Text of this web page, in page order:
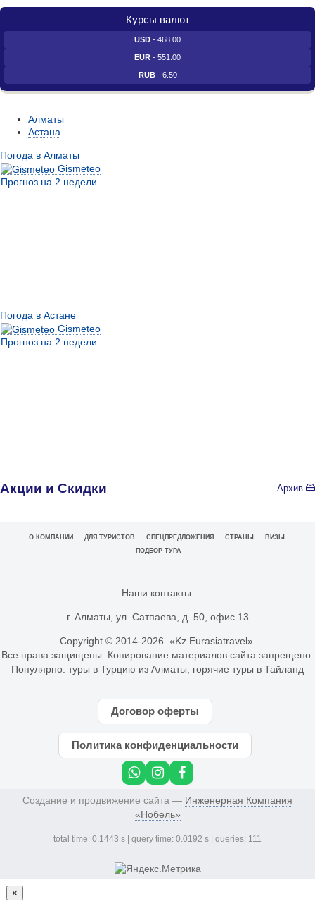
Курсы валют
USD - 468.00
EUR - 551.00
RUB- 6.50
Алматы
Астана
Погода в Алматы
Gismeteo
Прогноз на 2 недели
Погода в Астане
Gismeteo
Прогноз на 2 недели
Акции и Скидки Архив
О КОМПАНИИ ДЛЯ ТУРИСТОВ СПЕЦПРЕДЛОЖЕНИЯ СТРАНЫ
ВИЗЫ
ПОДБОР ТУРА
Наши контакты:
г. Алматы, ул. Сатпаева, д. 50, офис 13
Copyright © 2014-2026. «Kz.Eurasiatravel».
Все права защищены. Копирование материалов сайта запрещено.
Популярно: туры в Турцию из Алматы горячие туры в Тайланд
Договор оферты
Политика конфиденциальности
Создание и продвижение сайта — Инженерная Компания
«Нобель»
total time: 0.1443 s | query time: 0.0192 s | queries: 111
×